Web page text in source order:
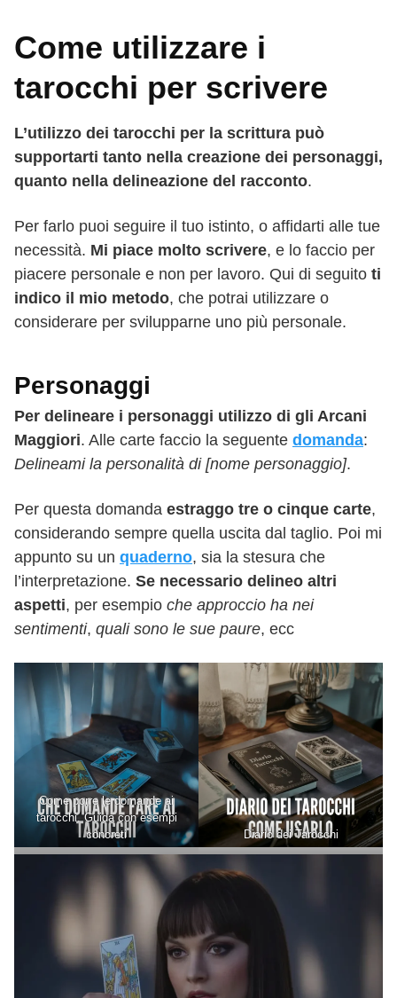
Come utilizzare i
tarocchi per scrivere
L’utilizzo dei tarocchi per la scrittura può
supportarti tanto nella creazione dei personaggi,
quanto nella delineazione del racconto.
Per farlo puoi seguire il tuo istinto, o affidarti alle tue
necessità. Mi piace molto scrivere, e lo faccio per
piacere personale e non per lavoro. Qui di seguito ti
indico il mio metodo, che potrai utilizzare o
considerare per svilupparne uno più personale.
Personaggi
Per delineare i personaggi utilizzo di gli Arcani
Maggiori. Alle carte faccio la seguente domanda:
Delineami la personalità di [nome personaggio].
Per questa domanda estraggo tre o cinque carte,
considerando sempre quella uscita dal taglio. Poi mi
appunto su un quaderno, sia la stesura che
l’interpretazione. Se necessario delineo altri
aspetti, per esempio che approccio ha nei
sentimenti, quali sono le sue paure, ecc
Come porre le domande ai
tarocchi. Guida con esempi
concreti
Diario dei Tarocchi